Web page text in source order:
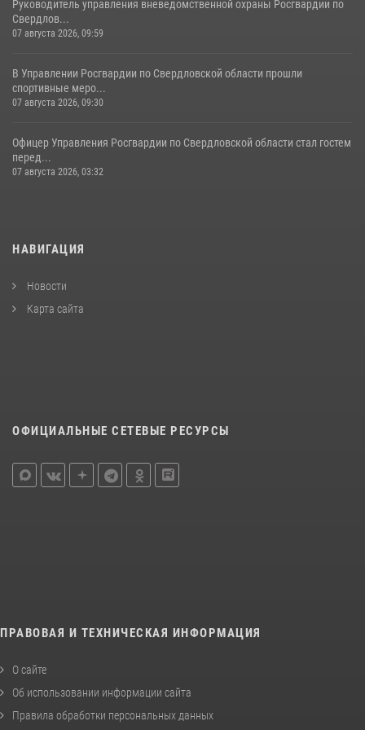
Руководитель управления вневедомственной охраны Росгвардии по
Свердлов...
07 августа 2026, 09:59
В Управлении Росгвардии по Свердловской области прошли
спортивные меро...
07 августа 2026, 09:30
Офицер Управления Росгвардии по Свердловской области стал гостем
перед...
07 августа 2026, 03:32
НАВИГАЦИЯ
Новости
Карта сайта
ОФИЦИАЛЬНЫЕ СЕТЕВЫЕ РЕСУРСЫ
ПРАВОВАЯ И ТЕХНИЧЕСКАЯ ИНФОРМАЦИЯ
О сайте
Об использовании информации сайта
Правила обработки персональных данных